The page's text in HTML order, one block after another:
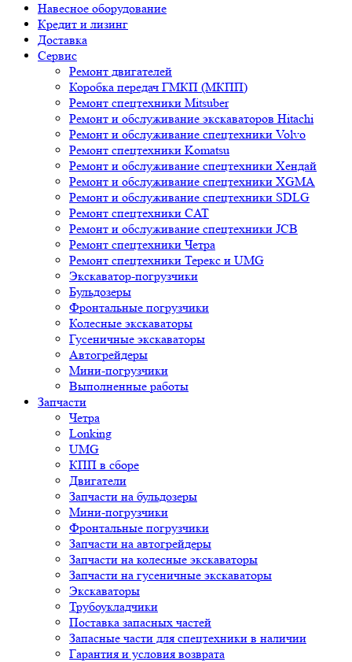
Навесное оборудование
Кредит и лизинг
Доставка
Сервис
Ремонт двигателей
Коробка передач ГМКП (МКПП)
Ремонт спецтехники Mitsuber
Ремонт и обслуживание экскаваторов Hitachi
Ремонт и обслуживание спецтехники Volvo
Ремонт спецтехники Komatsu
Ремонт и обслуживание спецтехники Хендай
Ремонт и обслуживание спецтехники XGMA
Ремонт и обслуживание спецтехники SDLG
Ремонт спецтехники CAT
Ремонт и обслуживание спецтехники JCB
Ремонт спецтехники Четра
Ремонт спецтехники Терекс и UMG
Экскаватор-погрузчики
Бульдозеры
Фронтальные погрузчики
Колесные экскаваторы
Гусеничные экскаваторы
Автогрейдеры
Мини-погрузчики
Выполненные работы
Запчасти
Четра
Lonking
UMG
КПП в сборе
Двигатели
Запчасти на бульдозеры
Мини-погрузчики
Фронтальные погрузчики
Запчасти на автогрейдеры
Запчасти на колесные экскаваторы
Запчасти на гусеничные экскаваторы
Экскаваторы
Трубоукладчики
Поставка запасных частей
Запасные части для спецтехники в наличии
Гарантия и условия возврата